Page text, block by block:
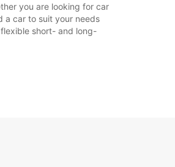
you are looking for car
a car to suit your needs
short- and long-